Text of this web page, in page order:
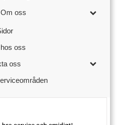
Om oss
oss
oss